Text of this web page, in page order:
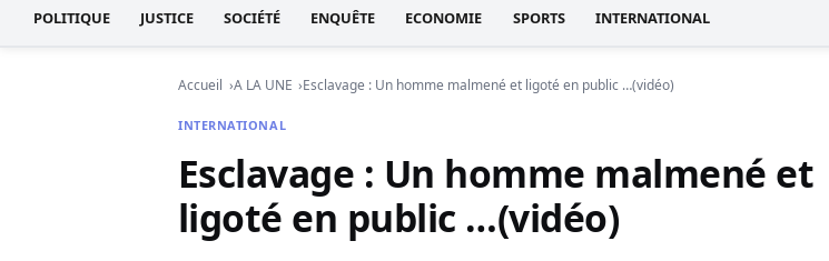
POLITIQUE JUSTICE SOCIÉTÉ ENQUÊTE ECONOMIE SPORTS INTERNATIONAL
Accueil A LA UNE Esclavage : Un homme malmené et ligoté en public …(vidéo)
INTERNATIONAL
Esclavage : Un homme malmené et
ligoté en public …(vidéo)